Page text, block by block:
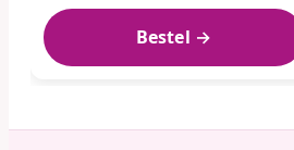
Bestel →